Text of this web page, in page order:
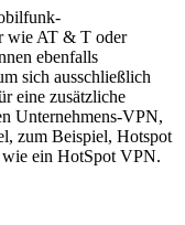
wie AT & T oder
ebenfalls
sich ausschließlich
eine zusätzliche
Unternehmens-VPN,
zum Beispiel, Hotspot
ein HotSpot VPN.